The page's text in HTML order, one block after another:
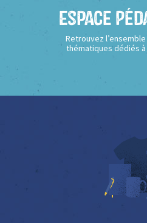
Espace
Retrouvez
thématiques dédiés à